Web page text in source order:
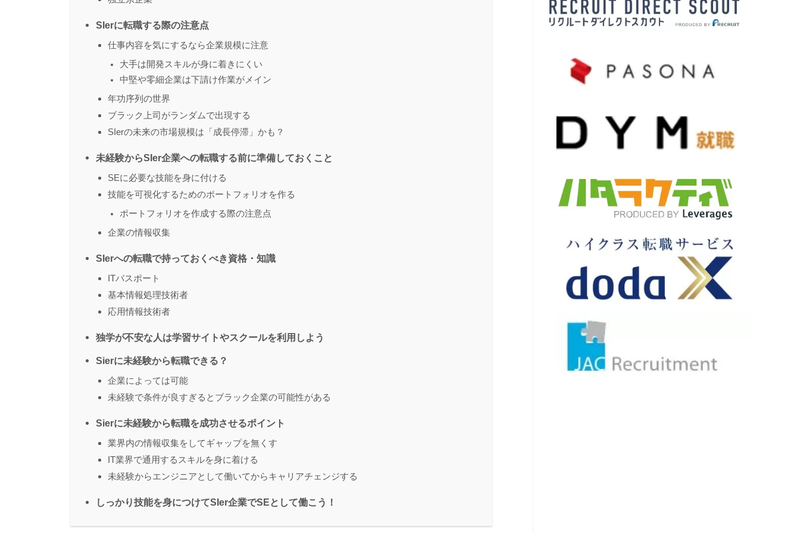
SIerに転職する際の注意点
仕事内容を気にするなら企業規模に注意
大手は開発スキルが身に着きにくい
中堅や零細企業は下請け作業がメイン
年功序列の世界
ブラック上司がランダムで出現する
SIerの未来の市場規模は「成長停滞」かも？
未経験からSIer企業への転職する前に準備しておくこと
SEに必要な技能を身に付ける
技能を可視化するためのポートフォリオを作る
ポートフォリオを作成する際の注意点
企業の情報収集
SIerへの転職で持っておくべき資格・知識
ITパスポート
基本情報処理技術者
応用情報技術者
独学が不安な人は学習サイトやスクールを利用しよう
Sierに未経験から転職できる？
企業によっては可能
未経験で条件が良すぎるとブラック企業の可能性がある
Sierに未経験から転職を成功させるポイント
業界内の情報収集をしてギャップを無くす
IT業界で通用するスキルを身に着ける
未経験からエンジニアとして働いてからキャリアチェンジする
しっかり技能を身につけてSIer企業でSEとして働こう！